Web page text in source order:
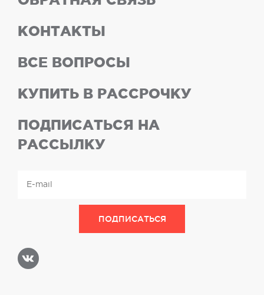
КОНТАКТЫ
ВСЕ ВОПРОСЫ
КУПИТЬ В РАССРОЧКУ
ПОДПИСАТЬСЯ НА
РАССЫЛКУ